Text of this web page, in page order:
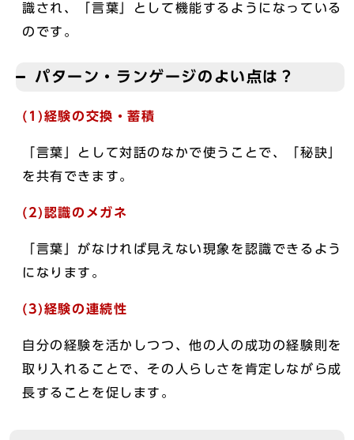
識され、「言葉」として機能するようになっている
のです。
パターン・ランゲージのよい点は？
(1)経験の交換・蓄積
「言葉」として対話のなかで使うことで、「秘訣」
を共有できます。
(2)認識のメガネ
「言葉」がなければ見えない現象を認識できるよう
になります。
(3)経験の連続性
自分の経験を活かしつつ、他の人の成功の経験則を
取り入れることで、その人らしさを肯定しながら成
長することを促します。